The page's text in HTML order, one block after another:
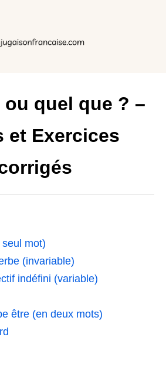
ou quel que ? –
et Exercices
mot)
(invariable)
indéfini (variable)
être (en deux mots)